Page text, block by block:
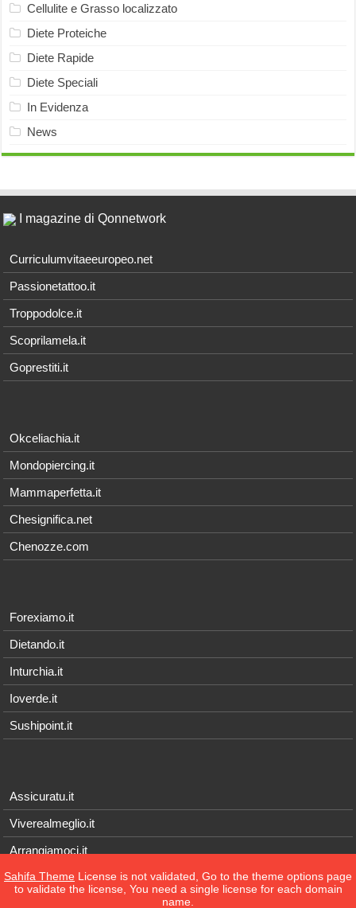
Cellulite e Grasso localizzato
Diete Proteiche
Diete Rapide
Diete Speciali
In Evidenza
News
I magazine di Qonnetwork
Curriculumvitaeeuropeo.net
Passionetattoo.it
Troppodolce.it
Scoprilamela.it
Goprestiti.it
Okceliachia.it
Mondopiercing.it
Mammaperfetta.it
Chesignifica.net
Chenozze.com
Forexiamo.it
Dietando.it
Inturchia.it
Ioverde.it
Sushipoint.it
Assicuratu.it
Viverealmeglio.it
Arrangiamoci.it
Tecnichef.it
Sahifa Theme License is not validated, Go to the theme options page
to validate the license, You need a single license for each domain
name.